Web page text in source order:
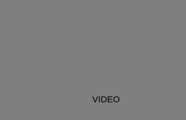
VIDEO